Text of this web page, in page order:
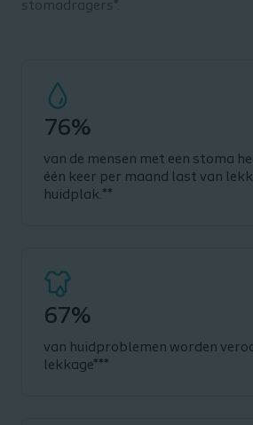
stomadragers*.
76%
van de mensen met een stoma
één keer per maand last van
huidplak.**
67%
van huidproblemen worden
lekkage***